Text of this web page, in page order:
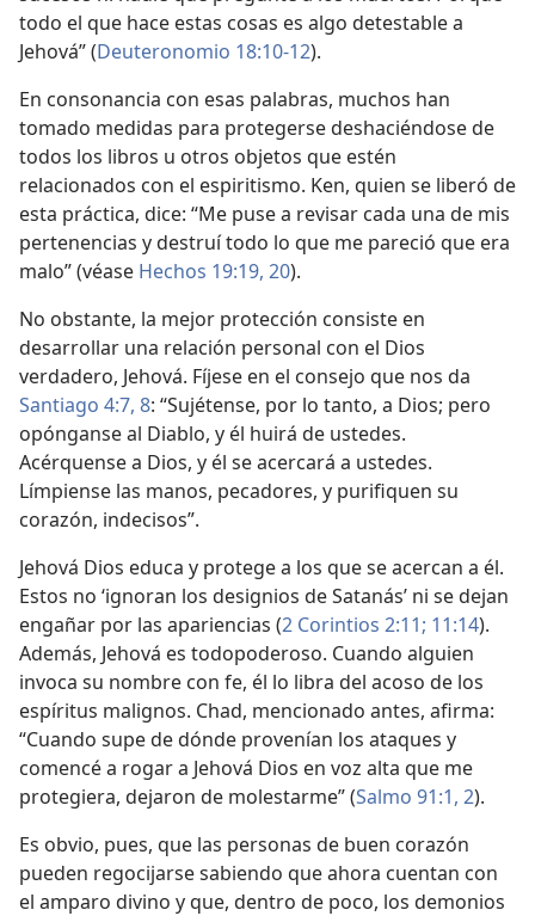
todo el que hace estas cosas es algo detestable a
Jehová” (Deuteronomio 18:10-12).
En consonancia con esas palabras, muchos han
tomado medidas para protegerse deshaciéndose de
todos los libros u otros objetos que estén
relacionados con el espiritismo. Ken, quien se liberó de
esta práctica, dice: “Me puse a revisar cada una de mis
pertenencias y destruí todo lo que me pareció que era
malo” (véase Hechos 19:19, 20).
No obstante, la mejor protección consiste en
desarrollar una relación personal con el Dios
verdadero, Jehová. Fíjese en el consejo que nos da
Santiago 4:7, 8: “Sujétense, por lo tanto, a Dios; pero
opónganse al Diablo, y él huirá de ustedes.
Acérquense a Dios, y él se acercará a ustedes.
Límpiense las manos, pecadores, y purifiquen su
corazón, indecisos”.
Jehová Dios educa y protege a los que se acercan a él.
Estos no ‘ignoran los designios de Satanás’ ni se dejan
engañar por las apariencias (2 Corintios 2:11; 11:14).
Además, Jehová es todopoderoso. Cuando alguien
invoca su nombre con fe, él lo libra del acoso de los
espíritus malignos. Chad, mencionado antes, afirma:
“Cuando supe de dónde provenían los ataques y
comencé a rogar a Jehová Dios en voz alta que me
protegiera, dejaron de molestarme” (Salmo 91:1, 2).
Es obvio, pues, que las personas de buen corazón
pueden regocijarse sabiendo que ahora cuentan con
el amparo divino y que, dentro de poco, los demonios